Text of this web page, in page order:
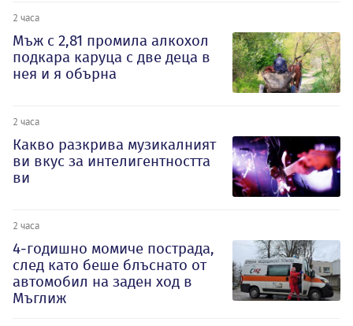
2 часа
Мъж с 2,81 промила алкохол
подкара каруца с две деца в
нея и я обърна
2 часа
Какво разкрива музикалният
ви вкус за интелигентността
ви
2 часа
4-годишно момиче пострада,
след като беше блъснато от
автомобил на заден ход в
Мъглиж